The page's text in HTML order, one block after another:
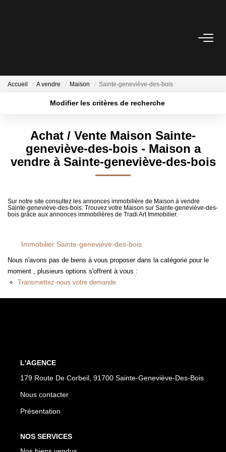
LOUER
VENDRE
Nos Services
Estimer
L'AGENCE
Qui Sommes Nous
Accueil A vendre Maison Sainte-geneviève-des-bois
Modifier les critères de recherche
Type de bien
Budget max Plus de critères
Achat / Vente Maison Sainte-
geneviève-des-bois - Maison a
vendre à Sainte-geneviève-des-bois
Sur notre site consultez les annonces immobilière de Maison à vendre
Sainte-geneviève-des-bois. Trouvez votre Maison sur Sainte-geneviève-des-
bois grâce aux annonces immobilières de Tradi Art Immobilier.
Immobilier Sainte-geneviève-des-bois
Nous n'avons pas de biens à vous proposer dans la catégorie pour le
moment , plusieurs options s'offrent à vous :
Transmettez-nous votre demande
L'AGENCE
179 Route De Corbeil, 91700 Sainte-Geneviève-Des-Bois
Nous contacter
Présentation
NOS SERVICES